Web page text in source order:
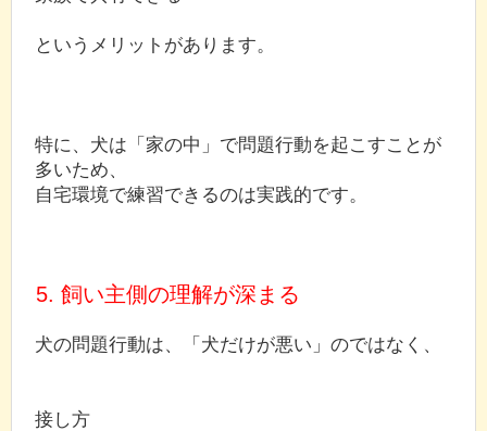
というメリットがあります。
特に、犬は「家の中」で問題行動を起こすことが
多いため、
自宅環境で練習できるのは実践的です。
5. 飼い主側の理解が深まる
犬の問題行動は、「犬だけが悪い」のではなく、
接し方